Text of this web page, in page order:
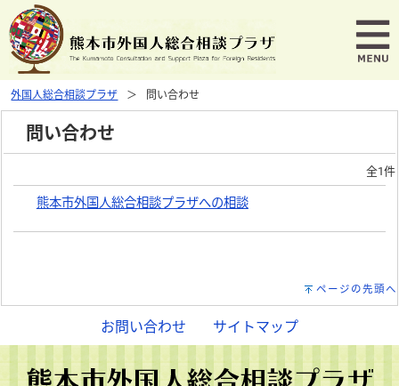
外国人総合相談プラザ 問い合わせ
問い合わせ
全1件
熊本市外国人総合相談プラザへの相談
ページの先頭へ
お問い合わせ サイトマップ